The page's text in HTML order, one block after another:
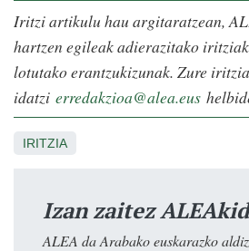
Iritzi artikulu hau argitaratzean,
hartzen egileak adierazitako
lotutako erantzukizunak. Zure
idatzi erredakzioa@alea.eus
IRITZIA
Izan zaitez
ALEA da Arabako euskarazko